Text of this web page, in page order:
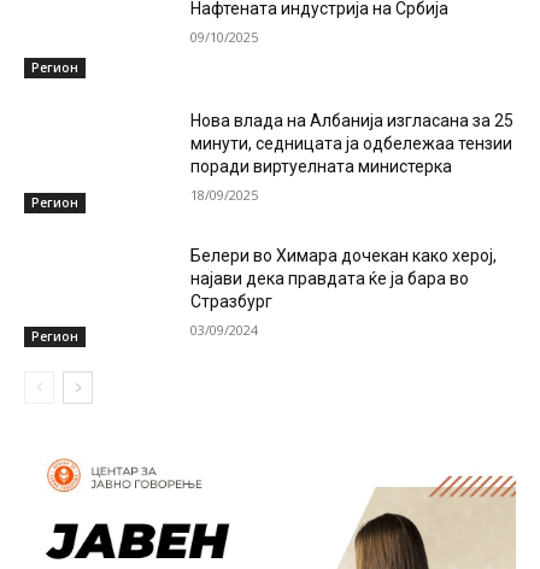
Регион
Нафтената индустрија на Србија
09/10/2025
Регион
Нова влада на Албанија изгласана за 25
минути, седницата ја одбележаа тензии
поради виртуелната министерка
18/09/2025
Регион
Белери во Химара дочекан како херој,
најави дека правдата ќе ја бара во
Стразбург
03/09/2024